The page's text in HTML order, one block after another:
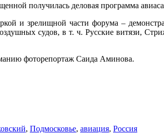
получилась деловая программа
и зрелищной части форума –
судов, в т. ч. Русские витязи,
фоторепортаж Саида Аминова.
, Подмосковье, авиация, Россия